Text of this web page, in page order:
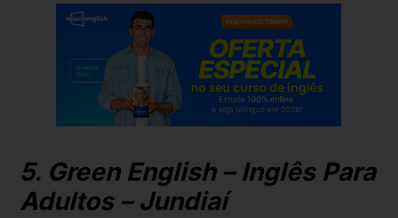
5. Green English – Inglês Para
Adultos – Jundiaí